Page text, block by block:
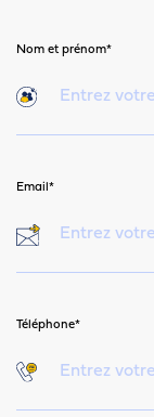
Nom et prénom*
Email*
Téléphone*